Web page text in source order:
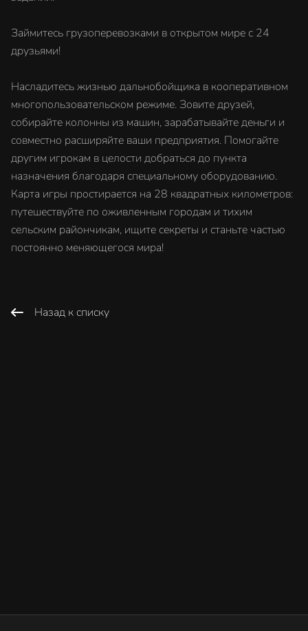
Займитесь грузоперевозками в открытом мире с 24
друзьями!
Насладитесь жизнью дальнобойщика в кооперативном
многопользовательском режиме. Зовите друзей,
собирайте колонны из машин, зарабатывайте деньги и
совместно расширяйте ваши предприятия. Помогайте
другим игрокам в целости добраться до пункта
назначения благодаря специальному оборудованию.
Карта игры простирается на 28 квадратных километров:
путешествуйте по оживленным городам и тихим
сельским райончикам, ищите секреты и станьте частью
постоянно меняющегося мира!
Назад к списку